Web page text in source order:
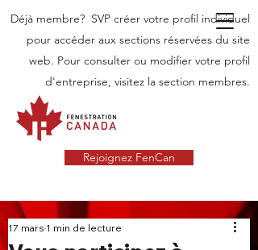
Déjà membre? SVP créer votre profil individuel
pour accéder aux sections réservées du site
web. Pour consulter ou modifier votre profil
d'entreprise, visitez la section membres.
Rejoignez FenCan
INDUSTRIE
17 mars 1 min de lecture